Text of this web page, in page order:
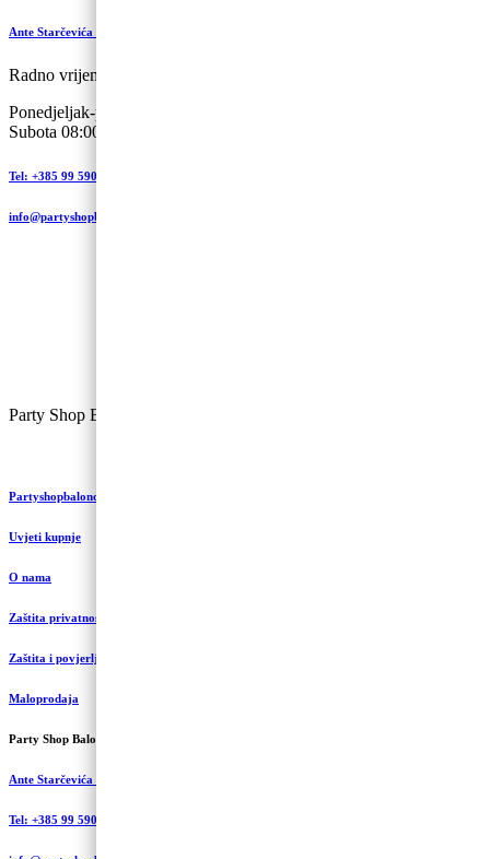
Ante Starčevića 5-A, Koprivnica
Radno vrijeme:
Ponedjeljak-petak 09:00 – 19:00
Subota 08:00 – 13:00
Tel: +385 99 590 2450
info@partyshopbaloncic.hr
Party Shop Balončić, obrt ©
Partyshopbaloncic.hr
Uvjeti kupnje
O nama
Zaštita privatnosti i kolačići
Zaštita i povjerljivost podataka
Maloprodaja
Party Shop Balončić, obrt
Ante Starčevića 5A, Koprivnica
Tel: +385 99 590 2450